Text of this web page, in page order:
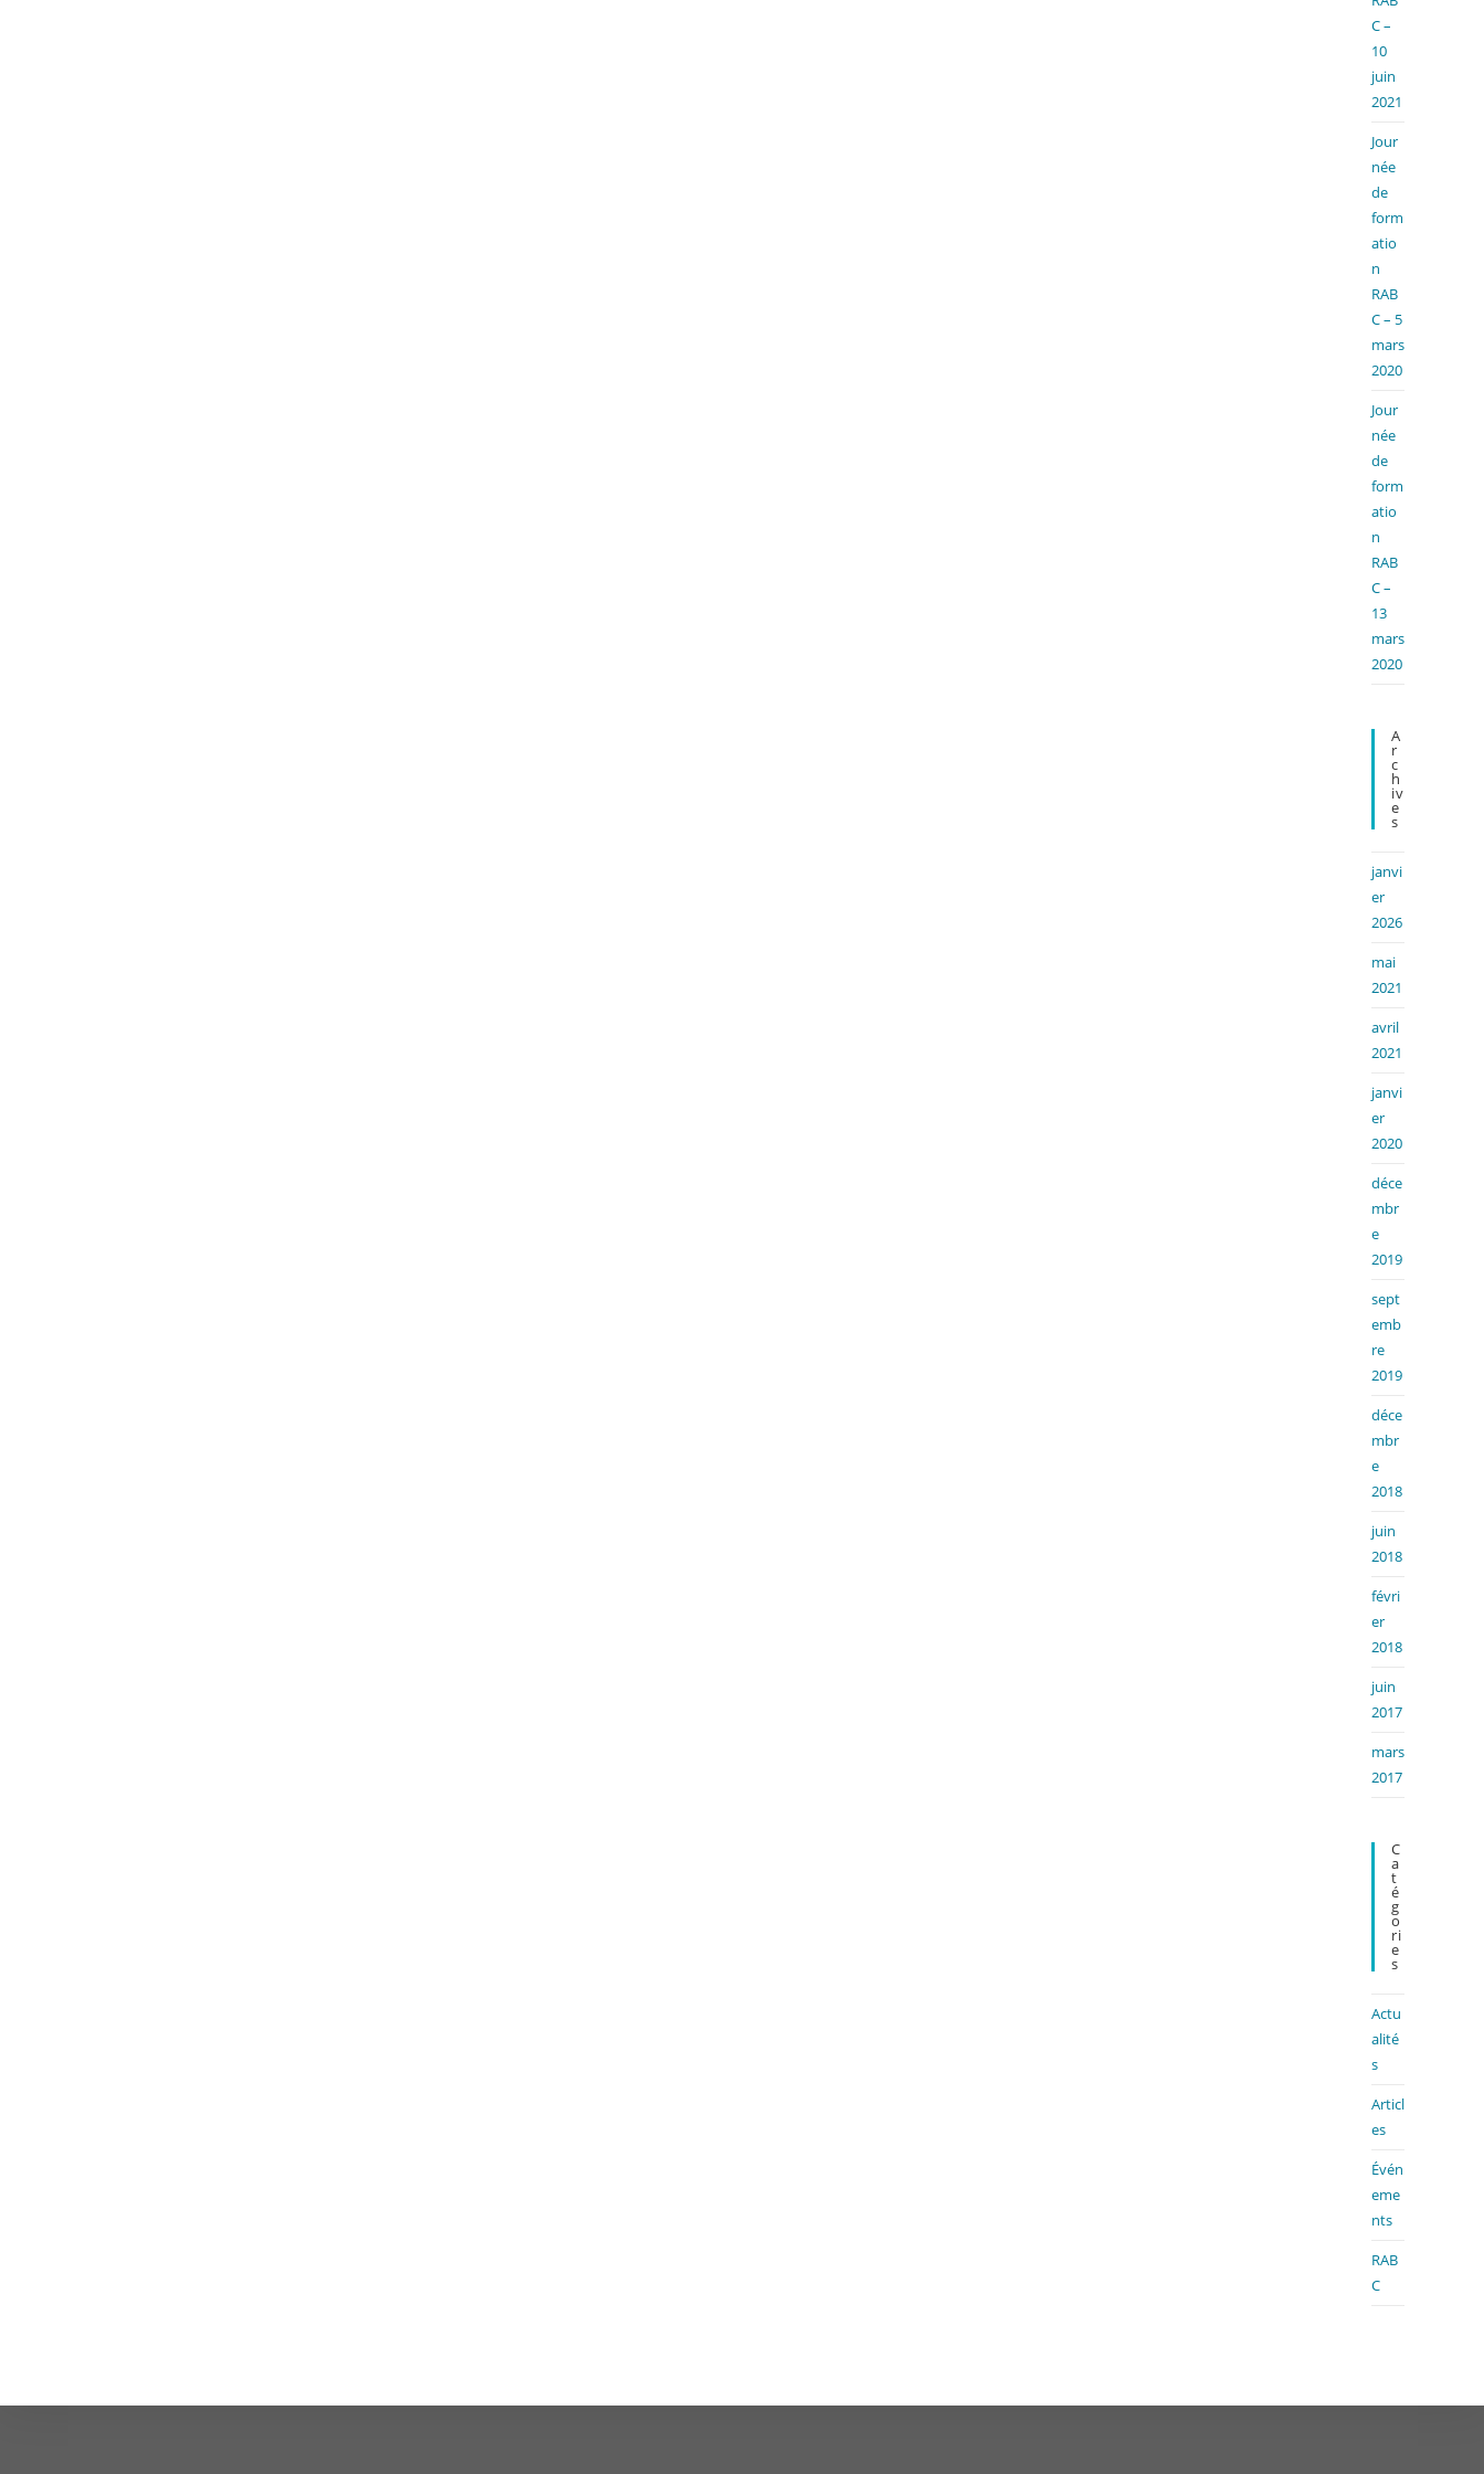
C –
10
juin
2021
Jour
née
de
form
atio
n
RAB
C – 5
mars
2020
Jour
née
de
form
atio
n
RAB
C –
13
mars
2020
A
R
C
H
Iv
E
S
janvi
er
2026
mai
2021
avril
2021
janvi
er
2020
déce
mbr
e
2019
sept
emb
re
2019
déce
mbr
e
2018
juin
2018
févri
er
2018
juin
2017
mars
2017
C
A
T
É
G
O
Ri
E
S
Actu
alité
s
Articl
es
Évén
eme
nts
RAB
C